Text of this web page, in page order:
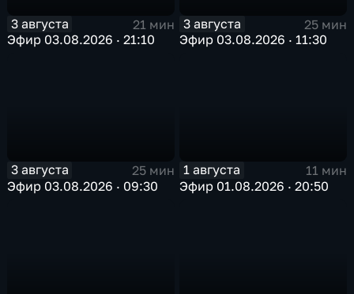
3 августа
21 мин
Эфир 03.08.2026 · 21:10
3 августа
25 мин
Эфир 03.08.2026 · 11:30
3 августа
25 мин
Эфир 03.08.2026 · 09:30
1 августа
11 мин
Эфир 01.08.2026 · 20:50